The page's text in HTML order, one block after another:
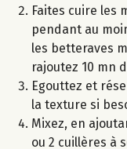
Faites cuire les
pendant au
les betteraves
rajoutez 10 mn
Egouttez et
la texture si
Mixez, en
ou 2 cuillères à